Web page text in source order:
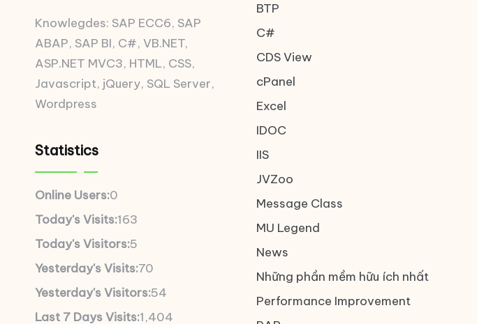
Knowlegdes: SAP ECC6, SAP
ABAP, SAP BI, C#, VB.NET,
ASP.NET MVC3, HTML, CSS,
Javascript, jQuery, SQL Server,
Wordpress
Statistics
Online Users:0
Today's Visits:163
Today's Visitors:5
Yesterday's Visits:70
Yesterday's Visitors:54
Last 7 Days Visits:1,404
BTP
C#
CDS View
cPanel
Excel
IDOC
IIS
JVZoo
Message Class
MU Legend
News
Những phần mềm hữu ích nhất
Performance Improvement